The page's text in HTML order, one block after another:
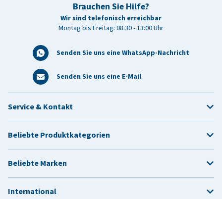
Brauchen Sie Hilfe?
Wir sind telefonisch erreichbar
Montag bis Freitag: 08:30 - 13:00 Uhr
Senden Sie uns eine WhatsApp-Nachricht
Senden Sie uns eine E-Mail
Service & Kontakt
Beliebte Produktkategorien
Beliebte Marken
International